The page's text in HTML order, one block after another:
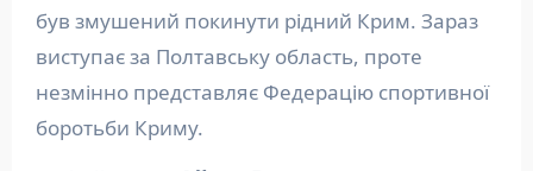
був змушений покинути рідний Крим. Зараз
виступає за Полтавську область, проте
незмінно представляє Федерацію спортивної
боротьби Криму.